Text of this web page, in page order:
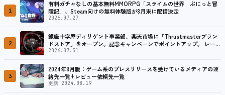
1
有料ガチャなしの基本無料MMORPG「スライムの世界 ぷにっと冒
険記」、Steam向けの無料体験版が8月末に配信決定
2026.07.27
2
銀座十字屋ディリゲント事業部、楽天市場に「Thrustmasterブラン
ドストア」をオープン。記念キャンペーンでポイントアップ。 レーシ
ング／フライトシム向けコントローラーを中心に、幅広くラインナッ
2026.07.31
3
2024年8月版：ゲーム系のプレスリリースを受けているメディアの連
絡先一覧+レビュー依頼先一覧
更新 2024.08.19